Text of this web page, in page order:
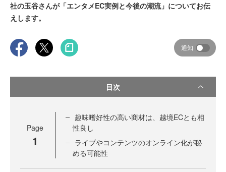
社の玉谷さんが「エンタメEC実例と今後の潮流」についてお伝
えします。
通知
目次
Page
1
趣味嗜好性の高い商材は、越境ECとも相
性良し
ライブやコンテンツのオンライン化が秘
める可能性